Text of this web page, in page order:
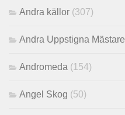
Andra källor (307)
Andra Uppstigna Mästare
Andromeda (154)
Angel Skog (50)